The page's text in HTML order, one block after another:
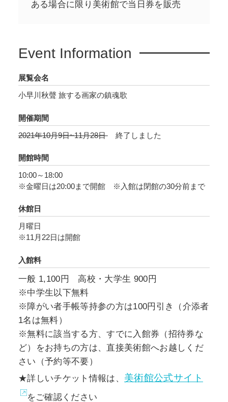
て）》は深く印象に残る1点です。本展は、初期
で、百余点で小早川秋聲の画業を見渡す初めて
の大規模な回顧展となります。
ある場合に限り美術館で当日券を販売
Event Information
展覧会名
小早川秋聲 旅する画家の鎮魂歌
開催期間
2021年10月9日~11月28日
終了しました
開館時間
10:00～18:00
※金曜日は20:00まで開館 ※入館は閉館の30分前まで
休館日
月曜日
※11月22日は開館
入館料
一般 1,100円 高校・大学生 900円
※中学生以下無料
※障がい者手帳等持参の方は100円引き（介添者
1名は無料）
※無料に該当する方、すでに入館券（招待券な
ど）をお持ちの方は、直接美術館へお越しくだ
さい（予約等不要）
★詳しいチケット情報は、 美術館公式サイト
をご確認ください